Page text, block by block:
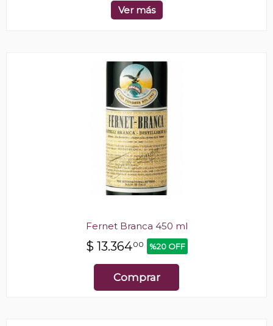
Ver más
Fernet Branca 450 ml
$ 13.36400 %20 OFF
Comprar